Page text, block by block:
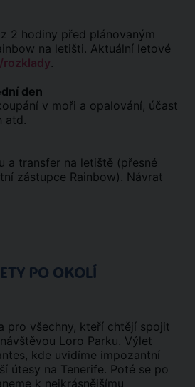
2 hodiny před plánovaným
na letišti. Aktuální letové
rozklady.
den
v moři a opalování, účast
atd.
a transfer na letiště (přesné
zástupce Rainbow). Návrat
PO OKOLÍ
pro všechny, kteří chtějí spojit
Loro Parku. Výlet
kde uvidíme impozantní
útesy na Tenerife. Poté se po
k nejkrásnějšímu